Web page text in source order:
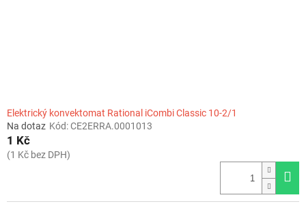
Elektrický konvektomat Rational iCombi Classic 10-2/1
Na dotaz Kód:CE2ERRA.0001013
1 Kč
(1 Kč bez DPH)